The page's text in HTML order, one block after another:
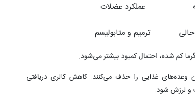
عملکرد عضلات
ترمیم و متابولیسم
گرما کم شده، احتمال کمبود بیشتر می‌شود.
وعده‌های غذایی را حذف می‌کنند. کاهش کالری دریافتی
و لرزش شود.